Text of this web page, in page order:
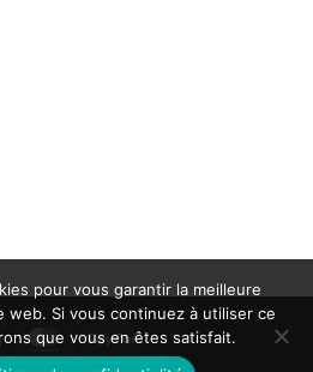
Visa MasterCardPayPal
pour vous garantir la meilleure
Si vous continuez à utiliser ce
que vous en êtes satisfait.